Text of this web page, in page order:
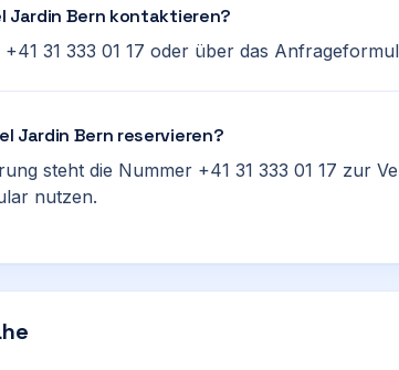
Jardin Bern kontaktieren?
31 333 01 17 oder über das
Jardin Bern reservieren?
steht die Nummer +41 31 333 01 17 zur
nutzen.